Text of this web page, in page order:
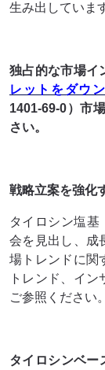
生み出していま
独占的な市場イ
レットをダウ
1401-69-0）市
さい。
戦略立案を強化
タイロシン塩基
会を見出し、成
場トレンドに関
トレンド、イ
ご参照ください。
タイロシンベー